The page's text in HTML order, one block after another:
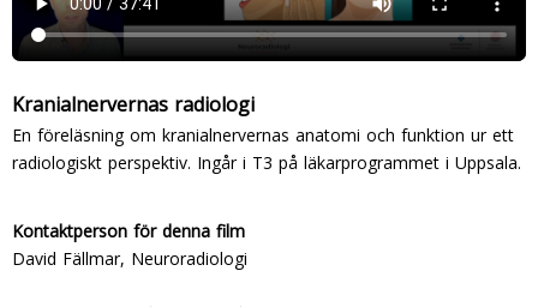
Kranialnervernas radiologi
En föreläsning om kranialnervernas anatomi och funktion ur ett
radiologiskt perspektiv. Ingår i T3 på läkarprogrammet i Uppsala.
Kontaktperson för denna film
David Fällmar, Neuroradiologi